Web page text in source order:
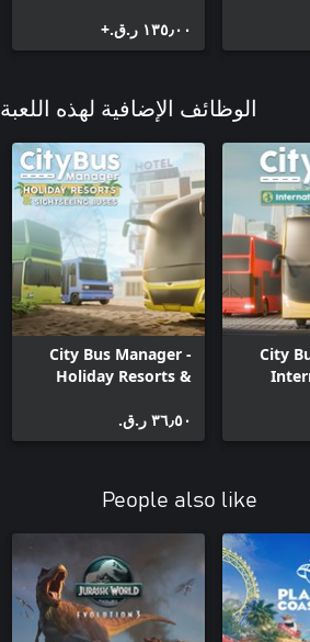
١٣٥٫٠٠ ر.ق.‏+
الوظائف الإضافية لهذه اللعبة
City
City Bus Manager -
Holiday Resorts &
٣٦٫٥٠ ر.ق.‏
People also like